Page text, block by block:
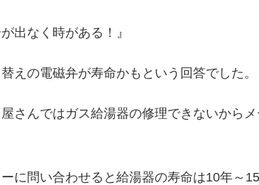
が出なく時がある！』
えの電磁弁が寿命かもという回答でした。
さんではガス給湯器の修理できないから
に問い合わせると給湯器の寿命は10年～